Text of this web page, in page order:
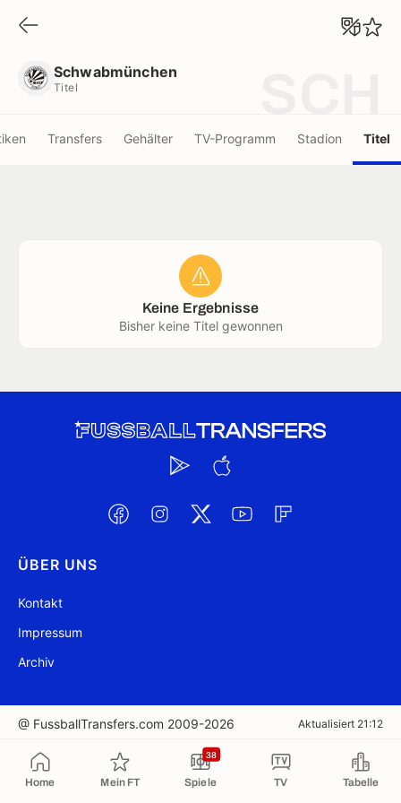
Home Mein FT Spiele
38
TV Tabelle
Schwabmünchen
Titel
Transfers Gehälter TV-Programm Stadion Titel
Keine Ergebnisse
Bisher keine Titel gewonnen
ÜBER UNS
Kontakt
Impressum
Archiv
@ FussballTransfers.com 2009-2026 Aktualisiert 21:12
In die Zwischenablage kopiert